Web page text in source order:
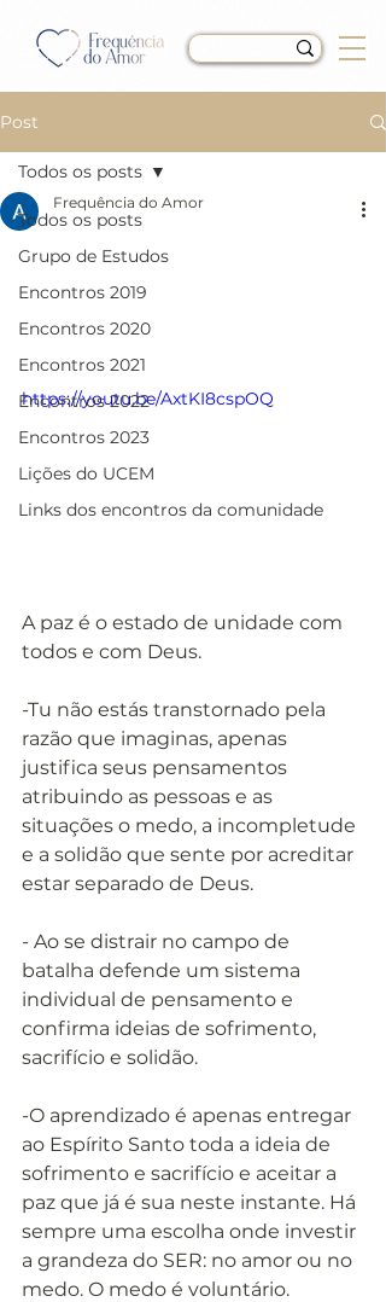
Post
Todos os posts
Grupo de Estudos
Encontros 2019
Encontros 2020
Encontros 2021
Encontros 2022
Encontros 2023
Lições do UCEM
Links dos encontros da comunidade
Todos os posts
Encontro do dia
13/09/20 - ​A paz é a
saída
Frequência do Amor
https://youtu.be/AxtKI8cspOQ
A paz é o estado de unidade com
todos e com Deus.
-Tu não estás transtornado pela
razão que imaginas, apenas
justifica seus pensamentos
atribuindo as pessoas e as
situações o medo, a incompletude
e a solidão que sente por acreditar
estar separado de Deus.
- Ao se distrair no campo de
batalha defende um sistema
individual de pensamento e
confirma ideias de sofrimento,
sacrifício e solidão.
-O aprendizado é apenas entregar
ao Espírito Santo toda a ideia de
sofrimento e sacrifício e aceitar a
paz que já é sua neste instante. Há
sempre uma escolha onde investir
a grandeza do SER: no amor ou no
medo. O medo é voluntário.